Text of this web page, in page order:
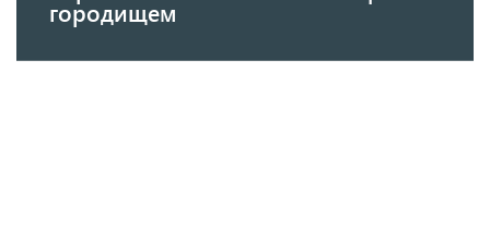
городищем